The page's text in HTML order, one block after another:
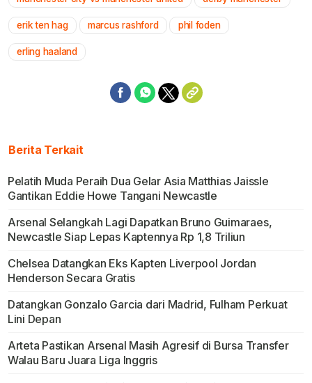
erik ten hag marcus rashford phil foden
erling haaland
Berita Terkait
Pelatih Muda Peraih Dua Gelar Asia Matthias Jaissle
Gantikan Eddie Howe Tangani Newcastle
Arsenal Selangkah Lagi Dapatkan Bruno Guimaraes,
Newcastle Siap Lepas Kaptennya Rp 1,8 Triliun
Chelsea Datangkan Eks Kapten Liverpool Jordan
Henderson Secara Gratis
Datangkan Gonzalo Garcia dari Madrid, Fulham Perkuat
Lini Depan
Arteta Pastikan Arsenal Masih Agresif di Bursa Transfer
Walau Baru Juara Liga Inggris